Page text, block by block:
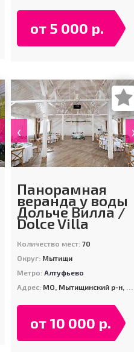
от 5 000 р.
‹
Панорамная
веранда у воды
Дольче Вилла /
Dolce Villa
Количество мест: 70
Округ: Мытищи
Метро: Алтуфьево
Адрес: МО, Мытищинский р-н, 7 км. от МКАД по Осташковскому шоссе, дер. Терпигорьево (берег Клязьминского водохранилища)
от 10 000 р.